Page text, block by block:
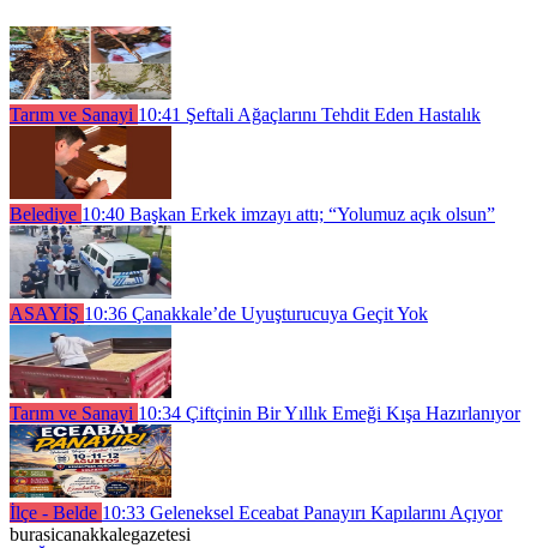
Tarım ve Sanayi 10:41 Şeftali Ağaçlarını Tehdit Eden Hastalık
Belediye 10:40 Başkan Erkek imzayı attı; “Yolumuz açık olsun”
ASAYİŞ 10:36 Çanakkale’de Uyuşturucuya Geçit Yok
Tarım ve Sanayi 10:34 Çiftçinin Bir Yıllık Emeği Kışa Hazırlanıyor
İlçe - Belde 10:33 Geleneksel Eceabat Panayırı Kapılarını Açıyor
burasicanakkalegazetesi